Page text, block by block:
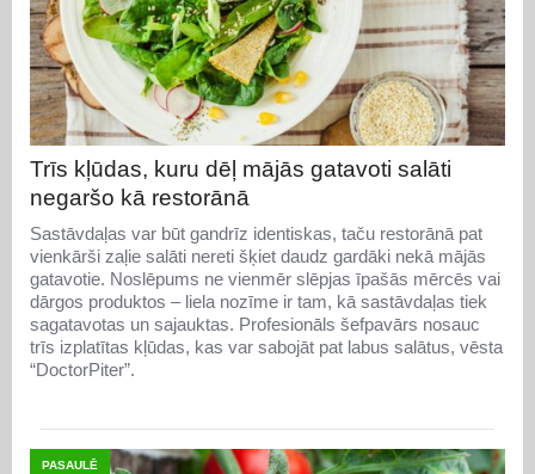
Trīs kļūdas, kuru dēļ mājās gatavoti salāti
negaršo kā restorānā
Sastāvdaļas var būt gandrīz identiskas, taču restorānā pat
vienkārši zaļie salāti nereti šķiet daudz gardāki nekā mājās
gatavotie. Noslēpums ne vienmēr slēpjas īpašās mērcēs vai
dārgos produktos – liela nozīme ir tam, kā sastāvdaļas tiek
sagatavotas un sajauktas. Profesionāls šefpavārs nosauc
trīs izplatītas kļūdas, kas var sabojāt pat labus salātus, vēsta
“DoctorPiter”.
PASAULĒ